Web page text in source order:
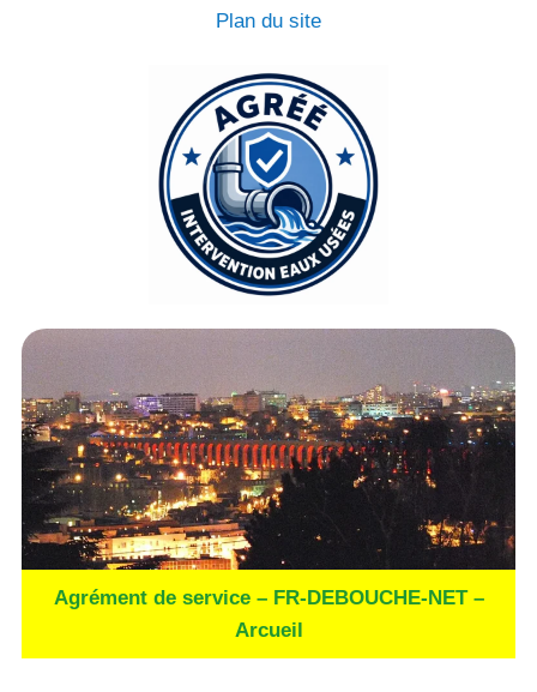
Plan du site
Agrément de service – FR-DEBOUCHE-NET –
Arcueil